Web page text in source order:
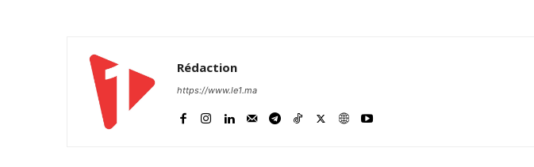
Rédaction
https://www.le1.ma